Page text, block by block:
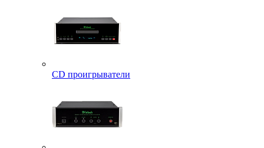
CD проигрыватели